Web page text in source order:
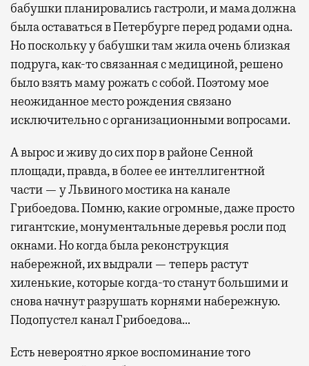
Современный путешественник часто берет
с собой не только чемодан, но и ноутбук.
А ожидание рейса все чаще превращается
не в потерянное время, а в возможность
спокойно закончить дела или спланировать
активности в путешествии, например
забронировать нужные билеты и рестораны.
Бизнес-зал становится местом, где можно
провести переговоры, поработать или просто
выпить кофе, наблюдая сквозь панорамные
окна за тем, как взлетают и садятся
самолеты. В Москве нет недостатка
в лаунжах. В аэропортах их обычно
несколько — в разных зонах воздушных
гаваней. На некоторых вокзалах — тоже.
Лаунжи доступны на Ленинградском,
бабушки планировались гастроли, и мама должна
была оставаться в Петербурге перед родами одна.
Но поскольку у бабушки там жила очень близкая
подруга, как-то связанная с медициной, решено
было взять маму рожать с собой. Поэтому мое
неожиданное место рождения связано
исключительно с организационными вопросами.
А вырос и живу до сих пор в районе Сенной
площади, правда, в более ее интеллигентной
части — у Львиного мостика на канале
Грибоедова. Помню, какие огромные, даже просто
гигантские, монументальные деревья росли под
окнами. Но когда была реконструкция
набережной, их выдрали — теперь растут
хиленькие, которые когда-то станут большими и
снова начнут разрушать корнями набережную.
Подопустел канал Грибоедова…
Есть невероятно яркое воспоминание того